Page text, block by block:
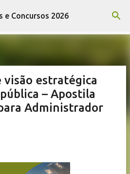
o conteúdo principal
e Concursos 2026
visão estratégica
– Apostila
Administrador